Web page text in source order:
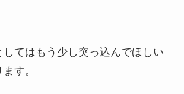
てはもう少し突っ込んでほしい
す。